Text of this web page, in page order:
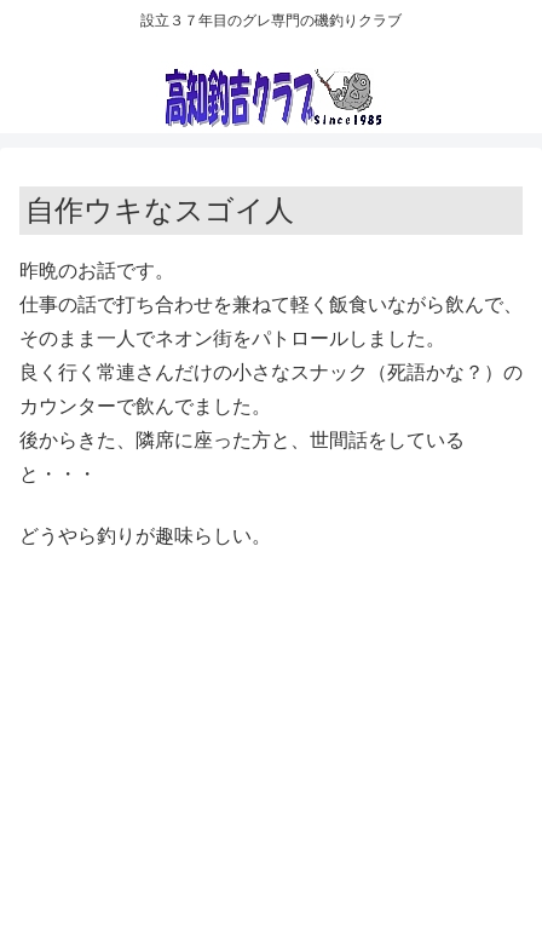
設立３７年目のグレ専門の磯釣りクラブ
自作ウキなスゴイ人
昨晩のお話です。
仕事の話で打ち合わせを兼ねて軽く飯食いながら飲んで、
そのまま一人でネオン街をパトロールしました。
良く行く常連さんだけの小さなスナック（死語かな？）の
カウンターで飲んでました。
後からきた、隣席に座った方と、世間話をしている
と・・・
どうやら釣りが趣味らしい。